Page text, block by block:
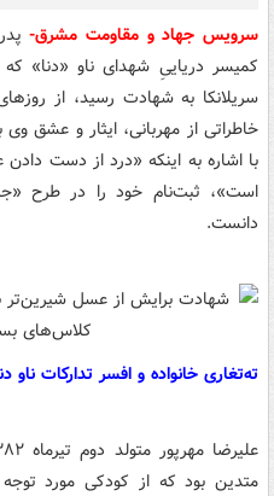
سرویس جهاد و مقاومت مشرق-
کمیسر دریاییِ شهدای ناو «دنا»
سریلانکا به شهادت رسید، از
خاطراتی از مهربانی، ایثار و عشق
با اشاره به اینکه «درد از دست
است»، ثبت‌نام خود را در طرح
دانست.
ته‌تغاری خانواده و افسر تدارکات ناو
متدین بود که از کودکی مورد توجه